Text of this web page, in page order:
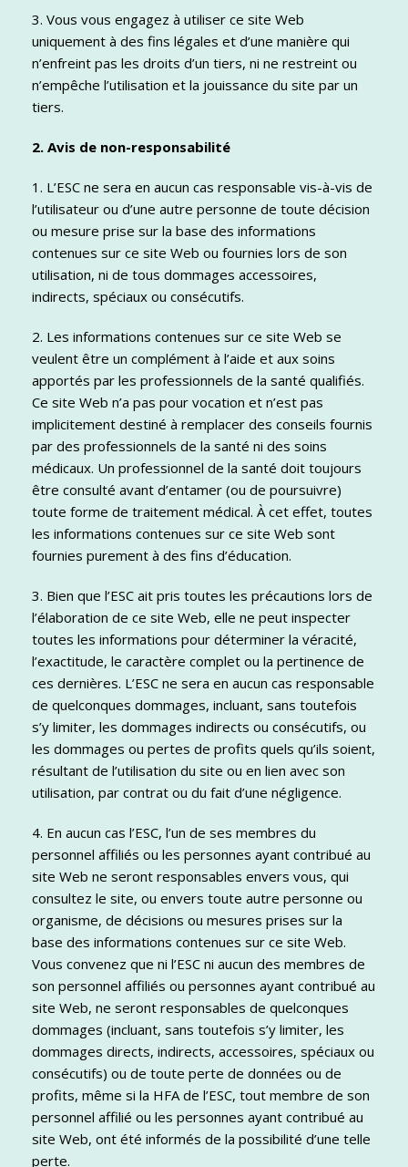
3. Vous vous engagez à utiliser ce site Web
uniquement à des fins légales et d’une manière qui
n’enfreint pas les droits d’un tiers, ni ne restreint ou
n’empêche l’utilisation et la jouissance du site par un
tiers.
2. Avis de non-responsabilité
1. L’ESC ne sera en aucun cas responsable vis-à-vis de
l’utilisateur ou d’une autre personne de toute décision
ou mesure prise sur la base des informations
contenues sur ce site Web ou fournies lors de son
utilisation, ni de tous dommages accessoires,
indirects, spéciaux ou consécutifs.
2. Les informations contenues sur ce site Web se
veulent être un complément à l’aide et aux soins
apportés par les professionnels de la santé qualifiés.
Ce site Web n’a pas pour vocation et n’est pas
implicitement destiné à remplacer des conseils fournis
par des professionnels de la santé ni des soins
médicaux. Un professionnel de la santé doit toujours
être consulté avant d’entamer (ou de poursuivre)
toute forme de traitement médical. À cet effet, toutes
les informations contenues sur ce site Web sont
fournies purement à des fins d’éducation.
3. Bien que l’ESC ait pris toutes les précautions lors de
l’élaboration de ce site Web, elle ne peut inspecter
toutes les informations pour déterminer la véracité,
l’exactitude, le caractère complet ou la pertinence de
ces dernières. L’ESC ne sera en aucun cas responsable
de quelconques dommages, incluant, sans toutefois
s’y limiter, les dommages indirects ou consécutifs, ou
les dommages ou pertes de profits quels qu’ils soient,
résultant de l’utilisation du site ou en lien avec son
utilisation, par contrat ou du fait d’une négligence.
4. En aucun cas l’ESC, l’un de ses membres du
personnel affiliés ou les personnes ayant contribué au
site Web ne seront responsables envers vous, qui
consultez le site, ou envers toute autre personne ou
organisme, de décisions ou mesures prises sur la
base des informations contenues sur ce site Web.
Vous convenez que ni l’ESC ni aucun des membres de
son personnel affiliés ou personnes ayant contribué au
site Web, ne seront responsables de quelconques
dommages (incluant, sans toutefois s’y limiter, les
dommages directs, indirects, accessoires, spéciaux ou
consécutifs) ou de toute perte de données ou de
profits, même si la HFA de l’ESC, tout membre de son
personnel affilié ou les personnes ayant contribué au
site Web, ont été informés de la possibilité d’une telle
perte.